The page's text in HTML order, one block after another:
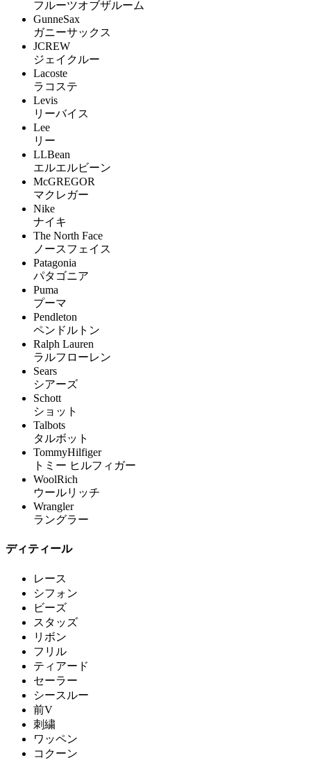
フルーツオブザルーム
GunneSax
ガニーサックス
JCREW
ジェイクルー
Lacoste
ラコステ
Levis
リーバイス
Lee
リー
LLBean
エルエルビーン
McGREGOR
マクレガー
Nike
ナイキ
The North Face
ノースフェイス
Patagonia
パタゴニア
Puma
プーマ
Pendleton
ペンドルトン
Ralph Lauren
ラルフローレン
Sears
シアーズ
Schott
ショット
Talbots
タルボット
TommyHilfiger
トミー ヒルフィガー
WoolRich
ウールリッチ
Wrangler
ラングラー
ディティール
レース
シフォン
ビーズ
スタッズ
リボン
フリル
ティアード
セーラー
シースルー
前V
刺繍
ワッペン
コクーン